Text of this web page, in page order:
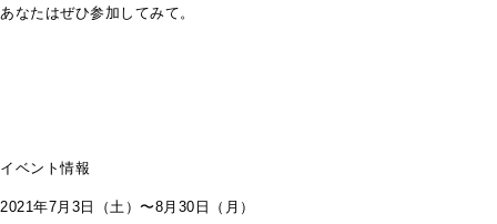
あなたはぜひ参加してみて。
イベント情報
2021年7月3日（土）〜8月30日（月）